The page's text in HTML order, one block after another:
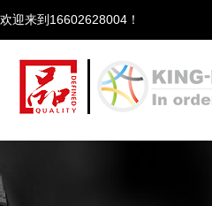
欢迎